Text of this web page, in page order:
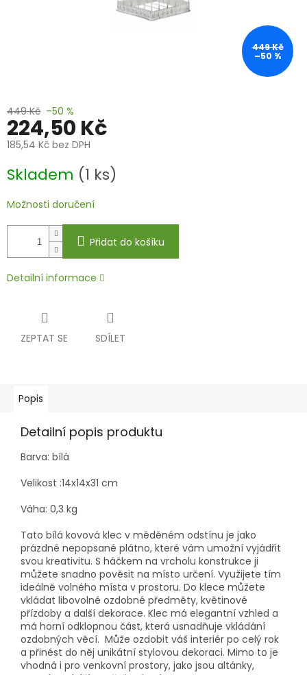
449 Kč
–50 %
449 Kč –50 %
224,50 Kč
185,54 Kč bez DPH
cena:
Skladem (1 ks)
Možnosti doručení
Přidat do košíku
Detailní informace
ZEPTAT SE SDÍLET
Popis
Detailní popis produktu
Barva: bílá
Velikost :14x14x31 cm
Váha: 0,3 kg
Tato bílá kovová klec v měděném odstínu je jako
prázdné nepopsané plátno, které vám umožní vyjádřit
svou kreativitu. S háčkem na vrcholu konstrukce ji
můžete snadno pověsit na místo určení. Využijete tím
ideálně volného místa v prostoru. Do klece můžete
vkládat libovolné ozdobné předměty, květinové
přízdoby a další dekorace. Klec má elegantní vzhled a
má horní odklopnou část, která usnadňuje vkládání
ozdobných věcí. Může ozdobit váš interiér po celý rok
a přinést do něj unikátní stylovou dekoraci. Mimo to je
vhodná i pro venkovní prostory, jako jsou altánky,